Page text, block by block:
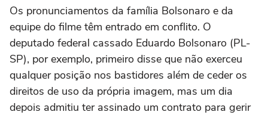
Os pronunciamentos da família Bolsonaro e da
equipe do filme têm entrado em conflito. O
deputado federal cassado Eduardo Bolsonaro (PL-
SP), por exemplo, primeiro disse que não exerceu
qualquer posição nos bastidores além de ceder os
direitos de uso da própria imagem, mas um dia
depois admitiu ter assinado um contrato para gerir